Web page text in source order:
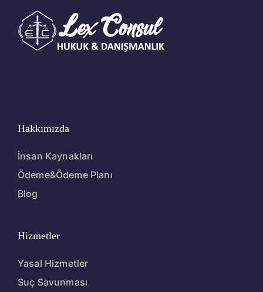
Hakkımızda
İnsan Kaynakları
Ödeme&Ödeme Planı
Blog
Hizmetler
Yasal Hizmetler
Suç Savunması